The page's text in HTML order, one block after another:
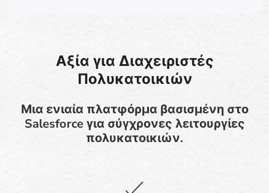
Αξία για Διαχειριστές
Πολυκατοικιών
Μια ενιαία πλατφόρμα βασισμένη στο
Salesforce για σύγχρονες λειτουργίες
πολυκατοικιών.